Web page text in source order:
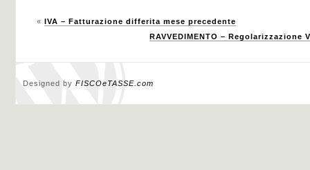
« IVA – Fatturazione differita mese precedente
RAVVEDIMENTO –
Designed by FISCOeTASSE.com